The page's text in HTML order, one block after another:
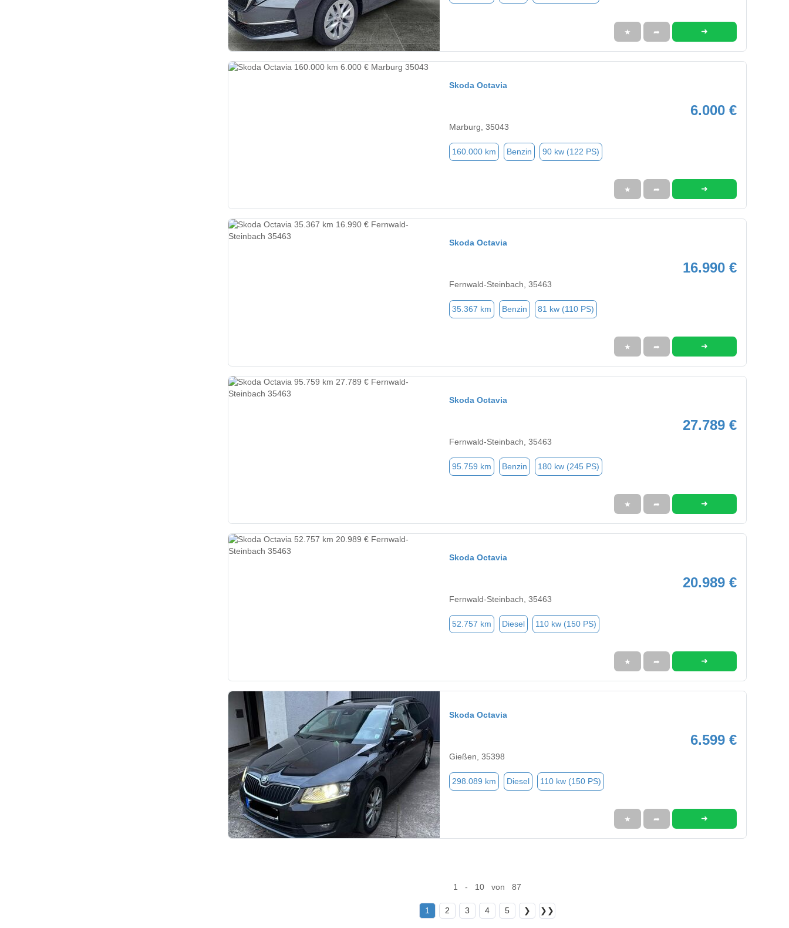
★ ➦ ➜
Skoda Octavia
6.000 €
Marburg, 35043
160.000 km Benzin 90 kw (122 PS)
★ ➦ ➜
Skoda Octavia
16.990 €
Fernwald-Steinbach, 35463
35.367 km Benzin 81 kw (110 PS)
★ ➦ ➜
Skoda Octavia
27.789 €
Fernwald-Steinbach, 35463
95.759 km Benzin 180 kw (245 PS)
★ ➦ ➜
Skoda Octavia
20.989 €
Fernwald-Steinbach, 35463
52.757 km Diesel 110 kw (150 PS)
★ ➦ ➜
Skoda Octavia
6.599 €
Gießen, 35398
298.089 km Diesel 110 kw (150 PS)
★ ➦ ➜
1 - 10 von 87
1 2 3 4 5 ❯ ❯❯